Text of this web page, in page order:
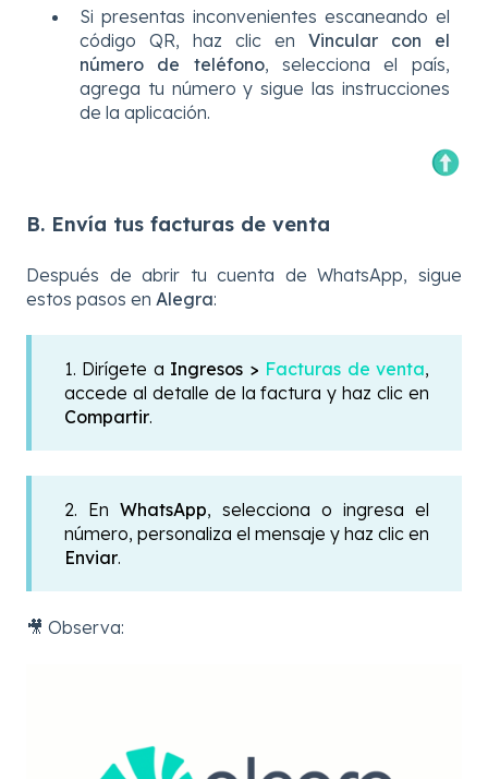
Si presentas inconvenientes escaneando el
código QR, haz clic en Vincular con el
número de teléfono, selecciona el país,
agrega tu número y sigue las instrucciones
de la aplicación.
B. Envía tus facturas de venta
Después de abrir tu cuenta de WhatsApp, sigue
estos pasos en Alegra:
1. Dirígete a Ingresos > Facturas de venta,
accede al detalle de la factura y haz clic en
Compartir.
2. En WhatsApp, selecciona o ingresa el
número, personaliza el mensaje y haz clic en
Enviar.
🎥 Observa: